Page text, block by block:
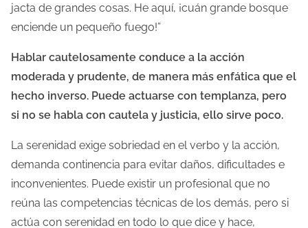
jacta de grandes cosas. He aquí, ¡cuán grande bosque
enciende un pequeño fuego!”
Hablar cautelosamente conduce a la acción
moderada y prudente, de manera más enfática que el
hecho inverso. Puede actuarse con templanza, pero
si no se habla con cautela y justicia, ello sirve poco.
La serenidad exige sobriedad en el verbo y la acción,
demanda continencia para evitar daños, dificultades e
inconvenientes. Puede existir un profesional que no
reúna las competencias técnicas de los demás, pero si
actúa con serenidad en todo lo que dice y hace,